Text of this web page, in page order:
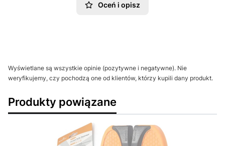
Oceń i opisz
Wyświetlane są wszystkie opinie (pozytywne i negatywne). Nie
weryfikujemy, czy pochodzą one od klientów, którzy kupili dany produkt.
Produkty powiązane